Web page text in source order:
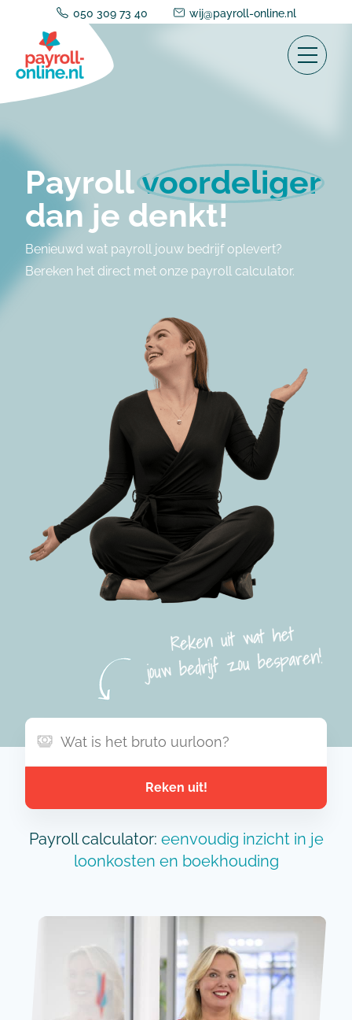
050 309 73 40 wij@payroll-online.nl
Payrollvoordeliger
dan je denkt!
Benieuwd wat payroll jouw bedrijf oplevert?
Bereken het direct met onze payroll calculator.
Reken uit!
Payroll calculator: eenvoudig inzicht in je
loonkosten en boekhouding